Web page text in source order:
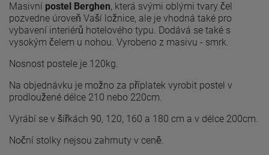
Masivní postel Berghen, která svými oblými tvary čel
pozvedne úroveň Vaší ložnice, ale je vhodná také pro
vybavení interiérů hotelového typu. Dodává se také s
vysokým čelem u nohou. Vyrobeno z masivu - smrk.
Nosnost postele je 120kg.
Na objednávku je možno za příplatek vyrobit postel v
prodloužené délce 210 nebo 220cm.
Vyrábí se v šířkách 90, 120, 160 a 180 cm a v délce 200cm.
Noční stolky nejsou zahrnuty v ceně.